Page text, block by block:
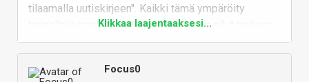
tilaamalla uutiskirjeen". Kaikki tämä ympäröity
tarinalla ja markkinointi tyylillä mikä on ollut mukana
alusta lähtien. Tasan nolla rasittavuutta mutta kaikkia
ei voi (EIKÄ PIDÄ) miellyttää. Aina voi olla tilaamatta
uutikirjeitä ym.
Klikkaa laajentaaksesi...
Focus0